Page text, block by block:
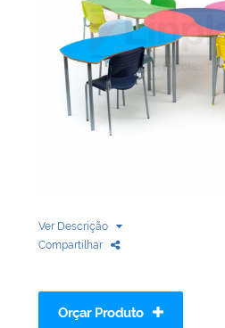
Ver Descrição
Compartilhar
Orçar Produto
Quadro Branco
Linha Wood Prime
Cadeira especial